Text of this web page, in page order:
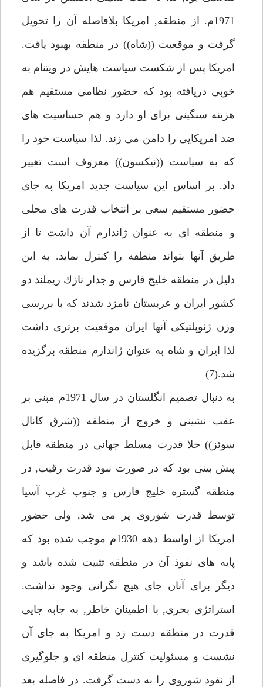
1971م. از منطقه, امريكا بلافاصله آن را تحويل
گرفت و موقعيت ((شاه)) در منطقه بهبود يافت.
امريكا پس از شكست سياست هايش در ويتنام به
خوبى دريافته بود كه حضور نظامى مستقيم هم
هزينه سنگينى براى او دارد و هم حساسيت هاى
ضد امريكايى را دامن مى زند. لذا سياست خود را
كه به سياست ((نيكسون)) معروف است تغيير
داد. بر اساس اين سياست جديد امريكا به جاى
حضور مستقيم سعى بر انتخاب قدرت هاى محلى
و منطقه اى به عنوان ژاندارم آن داشت تا از
طريق آنها بتواند منطقه را كنترل نمايد. به اين
دليل در منطقه خليج فارس و جدار نازك ريملند دو
كشور ايران و عربستان نامزد شدند كه با بررسى
وزن ژئوپلتيكى آنها ايران موقعيت برترى داشت
لذا ايران و شاه به عنوان ژاندارم منطقه برگزيده
شد.(7)
به دنبال تصميم انگلستان در سال 1971م مبنى بر
عقب نشينى و خروج از منطقه ((شرق كانال
سوئز)) خلا قدرت مسلط جهانى در منطقه قابل
پيش بينى بود كه در صورت نبود قدرت رقيب, در
منطقه گستره خليج فارس و جنوب غرب آسيا
توسط قدرت شوروى پر مى شد, ولى حضور
امريكا از اواسط دهه 1930م موجب شده بود كه
پايه هاى نفوذ آن در منطقه تثبيت شده باشد و
ديگر براى آنان جاى هيچ نگرانى وجود نداشت.
استراتژى بحرى, با اطمينان خاطر, به جابه جايى
قدرت در منطقه دست زد و امريكا به جاى آن
نشست و مسئوليت كنترل منطقه اى و جلوگيرى
از نفوذ شوروى را به دست گرفت. در فاصله بعد